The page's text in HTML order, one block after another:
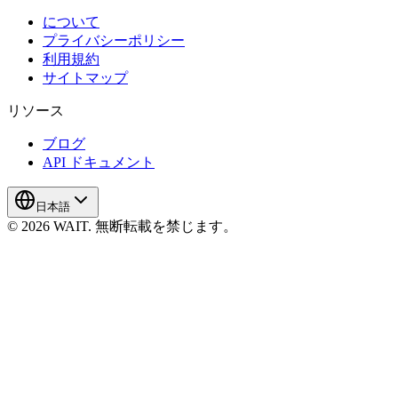
について
プライバシーポリシー
利用規約
サイトマップ
リソース
ブログ
API ドキュメント
日本語
© 2026 WAIT. 無断転載を禁じます。